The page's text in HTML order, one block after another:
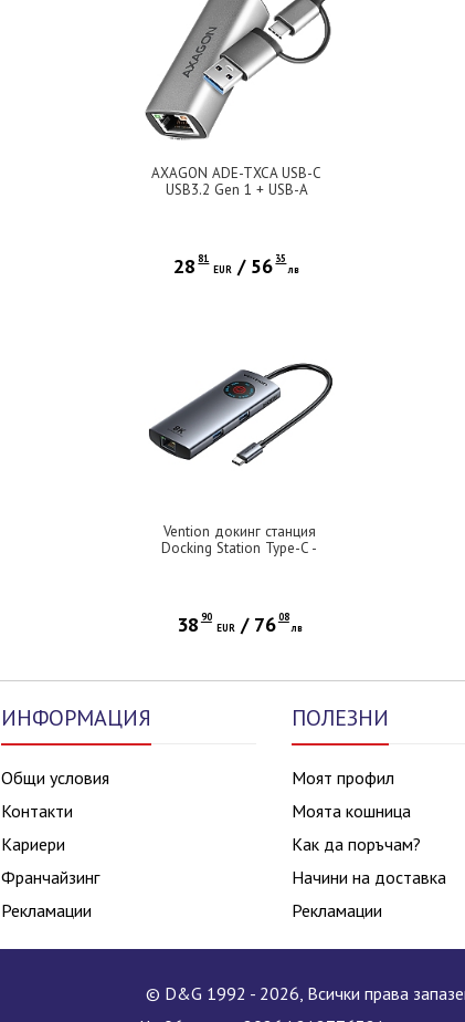
AXAGON ADE-TXCA USB-C
USB3.2 Gen 1 + USB-A
28 81
EUR / 56 35
лв
Vention докинг станция
Docking Station Type-C -
38 90
EUR/ 7608
лв
ИНФОРМАЦИЯ
Общи условия
Контакти
Кариери
Франчайзинг
Рекламации
ПОЛЕЗНИ
Моят профил
Моята кошница
Как да поръчам?
Начини на доставка
Рекламации
© D&G 1992 - 2026, Всички права